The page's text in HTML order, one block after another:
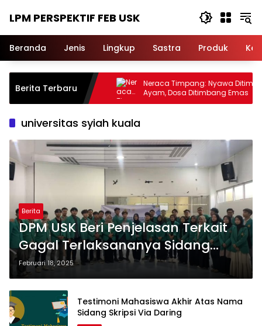
LPM PERSPEKTIF FEB USK
Beranda Jenis Lingkup Sastra Produk
Berita Terbaru
dan
Neraca Timpang: Nyawa Ditimbang
Ayam, Dosa Ditimbang Emas
universitas syiah kuala
Berita
DPM USK Beri Penjelasan Terkait
Gagal Terlaksananya Sidang
Pengesahan Program Kerja BEM
USK 2025
Februari 18, 2025
Testimoni Mahasiswa Akhir Atas Nama
Sidang Skripsi Via Daring